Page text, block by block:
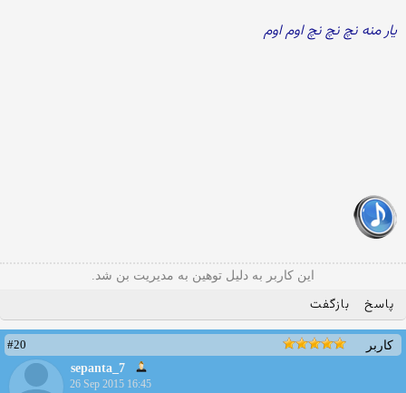
یار منه نچ نچ نچ اوم اوم
این کاربر به دلیل توهین به مدیریت بن شد.
پاسخ بازگفت
کاربر
#20
sepanta_7
26 Sep 2015 16:45